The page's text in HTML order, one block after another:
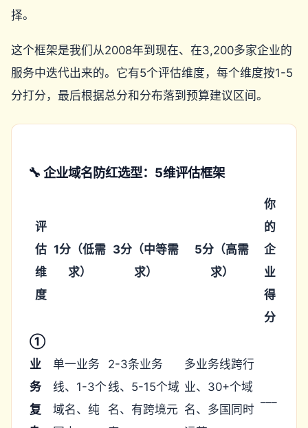
择。
这个框架是我们从2008年到现在、在3,200多家企业的
服务中迭代出来的。它有5个评估维度，每个维度按1-5
分打分，最后根据总分和分布落到预算建议区间。
🔧 企业域名防红选型：5维评估框架
评
估
维
度
1分（低需
求）
3分（中等需
求）
5分（高需
求）
你
的
企
业
得
分
①
业
务
复
单一业务
线、1-3个
域名、纯
2-3条业务
线、5-15个域
名、有跨境元
多业务线跨行
业、30+个域
名、多国同时